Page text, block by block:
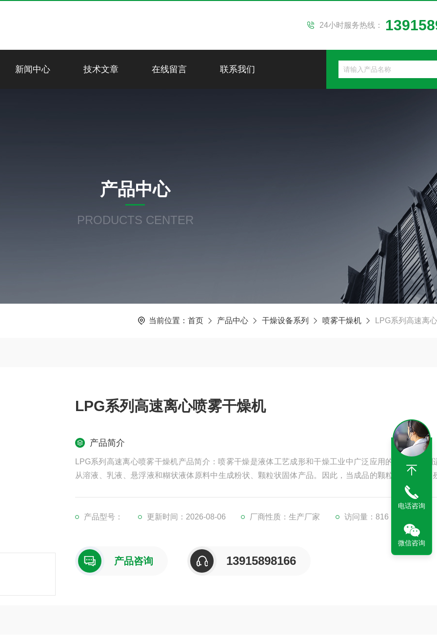
24小时服务热线：
新闻中心 技术文章 在线留言 联系我们
产品中心
PRODUCTS CENTER
当前位置： 首页 产品中心 干燥设备系列 喷雾干燥机 LPG系列高速离
LPG系列高速离心喷雾干燥机
产品简介
LPG系列高速离心喷雾干燥机产品简介：喷雾干燥是液体工艺成形和干燥工业中广泛应用的工艺。特别
从溶液、乳液、悬浮液和糊状液体原料中生成粉状、颗粒状固体产品。因此，当成品的颗粒大小分布、
产品型号： 更新时间：2026-08-06 厂商性质：生产厂家 访问量：816
产品咨询 13915898166
电话咨询
微信咨询